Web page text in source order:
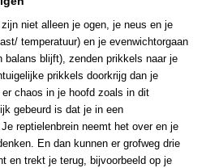
niet alleen je ogen, je neus en je
temperatuur) en je evenwichtorgaan
balans blijft), zenden prikkels naar je
prikkels doorkrijg dan je
chaos in je hoofd zoals in dit
gebeurd is dat je in een
reptielenbrein neemt het over en je
En dan kunnen er grofweg drie
en trekt je terug, bijvoorbeeld op je